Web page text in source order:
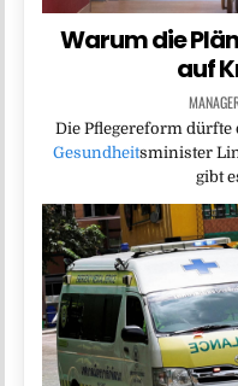
Warum die
auf
Die Pflegereform dürfte
Gesundheitsminister
gibt